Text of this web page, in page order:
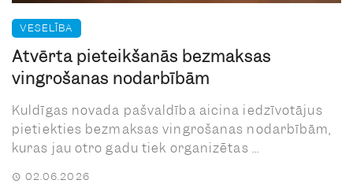
VESELĪBA
Atvērta pieteikšanās bezmaksas
vingrošanas nodarbībām
Kuldīgas novada pašvaldība aicina iedzīvotājus
pietiekties bezmaksas vingrošanas nodarbībām,
kuras jau otro gadu tiek organizētas ...
02.06.2026